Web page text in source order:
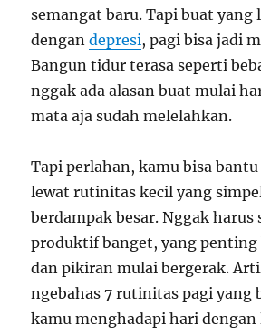
semangat baru. Tapi buat yang
dengandepresi, pagi bisa jadi
Bangun tidur terasa seperti
nggak ada alasan buat mulai
mata aja sudah melelahkan.
Tapi perlahan, kamu bisa
lewat rutinitas kecil yang
berdampak besar. Nggak harus
produktif banget, yang
dan pikiran mulai bergerak.
ngebahas 7 rutinitas pagi yang
kamu menghadapi hari